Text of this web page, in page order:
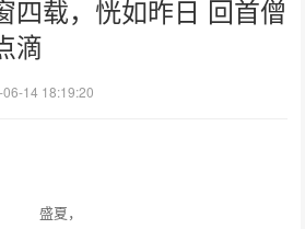
四载，恍如昨日 回首僧
滴
14 18:19:20
盛夏，